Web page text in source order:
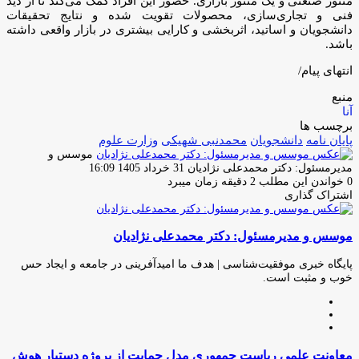
فنی و تجاری‌سازی، محصولات تقویت شده و نتایج تحقیقات
دانشجویان و اساتید، اثربخشی و کارایی بیشتری در بازار واقعی داشته
باشد.
انتهای پیام/
منبع
آنا
برچسب ها
پایان نامه دانشجویان محمدنبی شهیکی وزارت علوم
موسس و
مدیرمسئول: دکتر محمدعلی نژادیان ارسال
ایمیل
31 خرداد 1405 16:09
0 خواندن این مطلب 2 دقیقه زمان میبرد
اشتراک گذاری
فیس
توئیتر
لینکدین
واتس
تلگرام
اشتراک
از
ایمیل
چاپ
موسس و مدیرمسئول: دکتر محمدعلی نژادیان
پایگاه خبری موفقیت‌شناسی | هدف ما امیدآفرینی در جامعه و ایجاد حس
خوب و مثبت است.
معاونت
معاونت علمی ریاست جمهوری مدل حمایت از پروژه دستیار هوش